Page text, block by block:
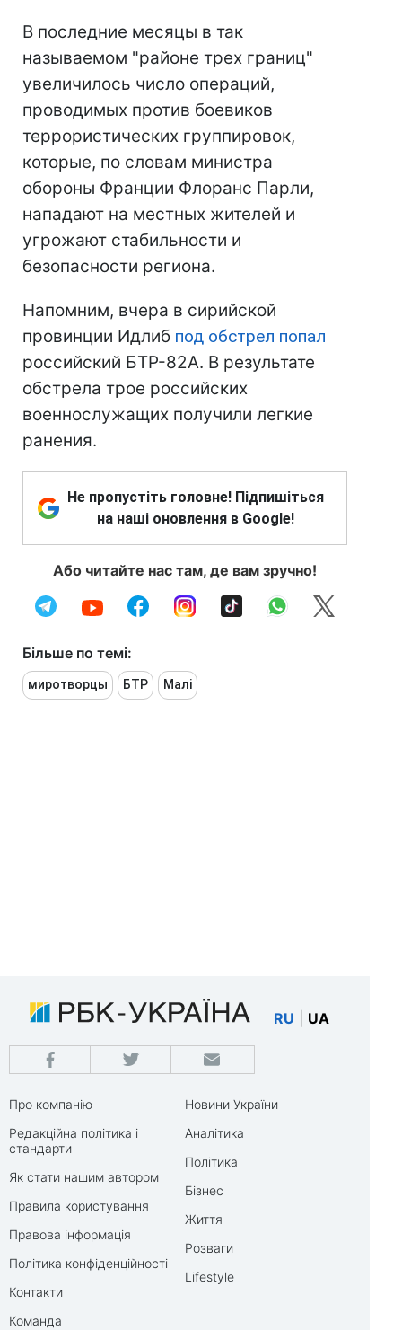
В последние месяцы в так
называемом "районе трех границ"
увеличилось число операций,
проводимых против боевиков
террористических группировок,
которые, по словам министра
обороны Франции Флоранс Парли,
нападают на местных жителей и
угрожают стабильности и
безопасности региона.
Напомним, вчера в сирийской
провинции Идлиб под обстрел попал
российский БТР-82А. В результате
обстрела трое российских
военнослужащих получили легкие
ранения.
Не пропустіть головне! Підпишіться
на наші оновлення в Google!
Або читайте нас там, де вам зручно!
Більше по темі:
миротворцы БТР Малі
RU UA
Про компанію
Редакційна політика і
стандарти
Як стати нашим автором
Правила користування
Правова інформація
Політика конфіденційності
Контакти
Команда
Новини України
Аналітика
Політика
Бізнес
Життя
Розваги
Lifestyle